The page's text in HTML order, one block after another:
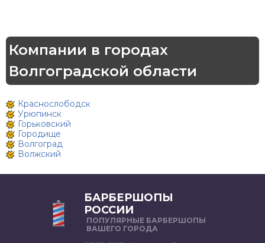
Компании в городах
Волгоградской области
Краснослободск
Урюпинск
Горьковский
Городище
Волгоград
Волжский
БАРБЕРШОПЫ
РОССИИ
ПОПУЛЯРНЫЕ БАРБЕРШОПЫ
ВАШЕГО ГОРОДА